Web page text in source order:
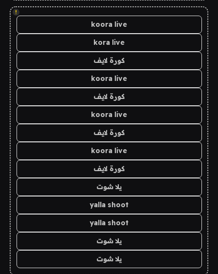
!
koora live
kora live
كورة لايف
koora live
كورة لايف
koora live
كورة لايف
koora live
كورة لايف
يلا شوت
yalla shoot
yalla shoot
يلا شوت
يلا شوت